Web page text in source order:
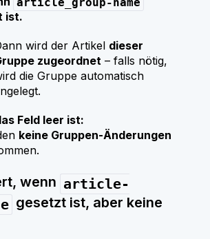
ist.
wird der Artikel dieser
zugeordnet – falls nötig,
die Gruppe automatisch
Feld leer ist:
keine Gruppen‑Änderungen
wenn article-
gesetzt ist, aber keine